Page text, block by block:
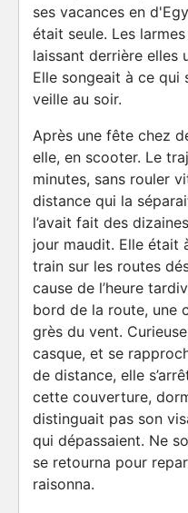
ses vacances en
était seule. Les
laissant derrière elles
Elle songeait à ce qui
veille au soir.
Après une fête chez
elle, en scooter. Le
minutes, sans rouler
distance qui la
l’avait fait des
jour maudit. Elle était
train sur les routes
cause de l’heure
bord de la route, une
grès du vent.
casque, et se
de distance, elle
cette couverture,
distinguait pas son
qui dépassaient. Ne
se retourna pour
raisonna.